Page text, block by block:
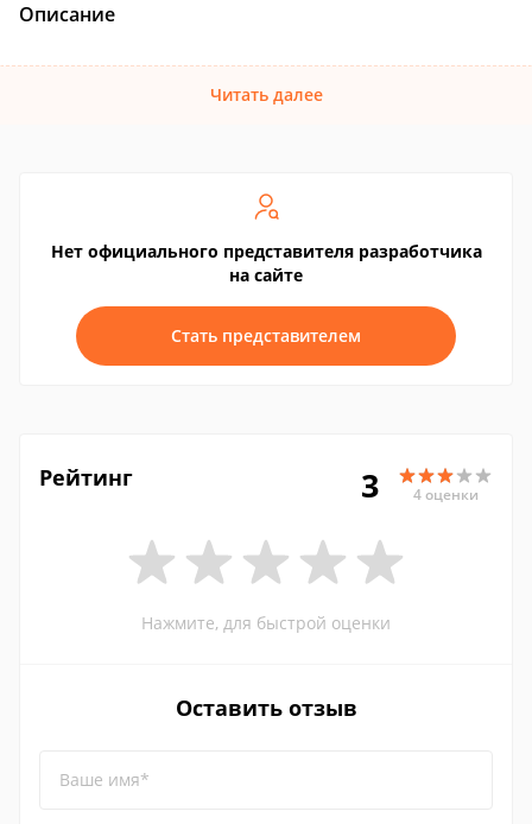
Описание
Читать далее
Нет официального представителя разработчика
на сайте
Стать представителем
Рейтинг 3 4 оценки
Нажмите, для быстрой оценки
Оставить отзыв
Ваше имя*